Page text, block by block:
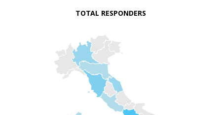
TOTAL RESPONDERS